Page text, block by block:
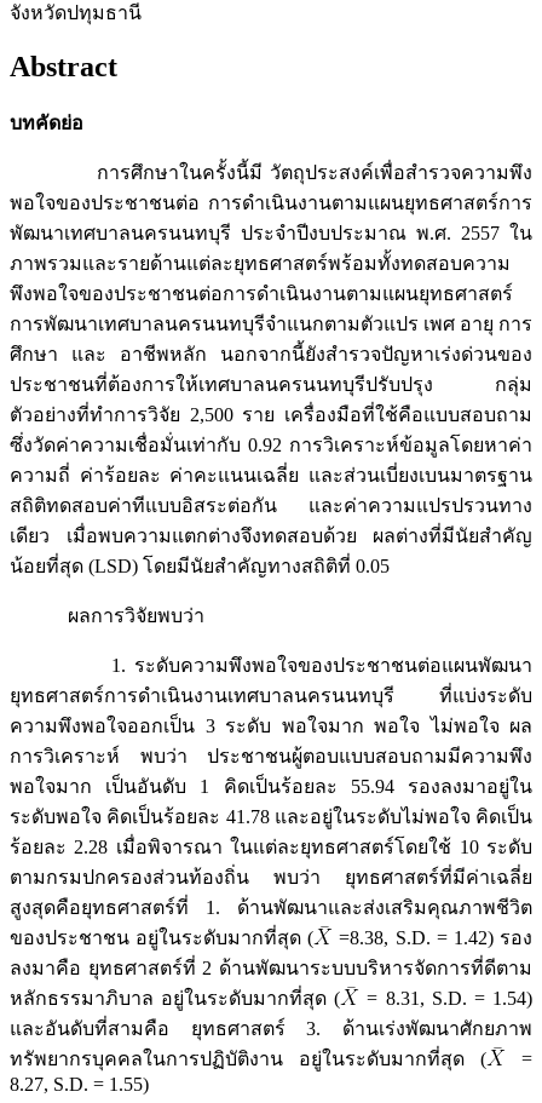
จังหวัดปทุมธานี
Abstract
บทคัดย่อ
การศึกษาในครั้งนี้มี วัตถุประสงค์เพื่อสำรวจความพึง
พอใจของประชาชนต่อ การดำเนินงานตามแผนยุทธศาสตร์การ
พัฒนาเทศบาลนครนนทบุรี ประจำปีงบประมาณ พ.ศ. 2557 ใน
ภาพรวมและรายด้านแต่ละยุทธศาสตร์พร้อมทั้งทดสอบความ
พึงพอใจของประชาชนต่อการดำเนินงานตามแผนยุทธศาสตร์
การพัฒนาเทศบาลนครนนทบุรีจำแนกตามตัวแปร เพศ อายุ การ
ศึกษา และ อาชีพหลัก นอกจากนี้ยังสำรวจปัญหาเร่งด่วนของ
ประชาชนที่ต้องการให้เทศบาลนครนนทบุรีปรับปรุง กลุ่ม
ตัวอย่างที่ทำการวิจัย 2,500 ราย เครื่องมือที่ใช้คือแบบสอบถาม
ซึ่งวัดค่าความเชื่อมั่นเท่ากับ 0.92 การวิเคราะห์ข้อมูลโดยหาค่า
ความถี่ ค่าร้อยละ ค่าคะแนนเฉลี่ย และส่วนเบี่ยงเบนมาตรฐาน
สถิติทดสอบค่าทีแบบอิสระต่อกัน และค่าความแปรปรวนทาง
เดียว เมื่อพบความแตกต่างจึงทดสอบด้วย ผลต่างที่มีนัยสำคัญ
น้อยที่สุด (LSD) โดยมีนัยสำคัญทางสถิติที่ 0.05
ผลการวิจัยพบว่า
1. ระดับความพึงพอใจของประชาชนต่อแผนพัฒนา
ยุทธศาสตร์การดำเนินงานเทศบาลนครนนทบุรี ที่แบ่งระดับ
ความพึงพอใจออกเป็น 3 ระดับ พอใจมาก พอใจ ไม่พอใจ ผล
การวิเคราะห์ พบว่า ประชาชนผู้ตอบแบบสอบถามมีความพึง
พอใจมาก เป็นอันดับ 1 คิดเป็นร้อยละ 55.94 รองลงมาอยู่ใน
ระดับพอใจ คิดเป็นร้อยละ 41.78 และอยู่ในระดับไม่พอใจ คิดเป็น
ร้อยละ 2.28 เมื่อพิจารณา ในแต่ละยุทธศาสตร์โดยใช้ 10 ระดับ
ตามกรมปกครองส่วนท้องถิ่น พบว่า ยุทธศาสตร์ที่มีค่าเฉลี่ย
สูงสุดคือยุทธศาสตร์ที่ 1. ด้านพัฒนาและส่งเสริมคุณภาพชีวิต
ของประชาชน อยู่ในระดับมากที่สุด (
=8.38, S.D. = 1.42) รอง
ลงมาคือ ยุทธศาสตร์ที่ 2 ด้านพัฒนาระบบบริหารจัดการที่ดีตาม
หลักธรรมาภิบาล อยู่ในระดับมากที่สุด (
= 8.31, S.D. = 1.54)
และอันดับที่สามคือ ยุทธศาสตร์ 3. ด้านเร่งพัฒนาศักยภาพ
ทรัพยากรบุคคลในการปฏิบัติงาน อยู่ในระดับมากที่สุด (
=
8.27, S.D. = 1.55)